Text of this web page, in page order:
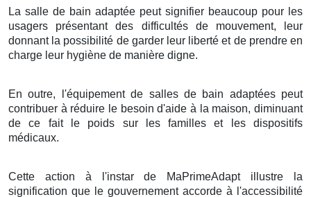
La salle de bain adaptée peut signifier beaucoup pour les
usagers présentant des difficultés de mouvement, leur
donnant la possibilité de garder leur liberté et de prendre en
charge leur hygiène de manière digne.
En outre, l'équipement de salles de bain adaptées peut
contribuer à réduire le besoin d'aide à la maison, diminuant
de ce fait le poids sur les familles et les dispositifs
médicaux.
Cette action à l'instar de MaPrimeAdapt illustre la
signification que le gouvernement accorde à l'accessibilité